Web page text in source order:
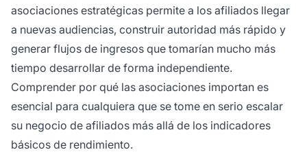
asociaciones estratégicas permite a los afiliados llegar
a nuevas audiencias, construir autoridad más rápido y
generar flujos de ingresos que tomarían mucho más
tiempo desarrollar de forma independiente.
Comprender por qué las asociaciones importan es
esencial para cualquiera que se tome en serio escalar
su negocio de afiliados más allá de los indicadores
básicos de rendimiento.